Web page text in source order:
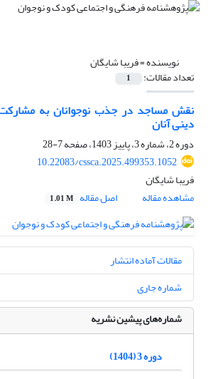
نویسنده =فریبا شایگان
تعداد مقالات: 1
نقش مساجد در جذب نوجوانان به
دینی آنان
دوره 2، شماره 3، پاییز 1403، صفحه
7-28
10.22083/cssca.2025.499353.1052
فریبا شایگان
مشاهده مقاله
اصل مقاله 1.01 M
مقالات آماده انتشار
شماره جاری
شماره‌های پیشین نشریه
دوره 3 (1404)